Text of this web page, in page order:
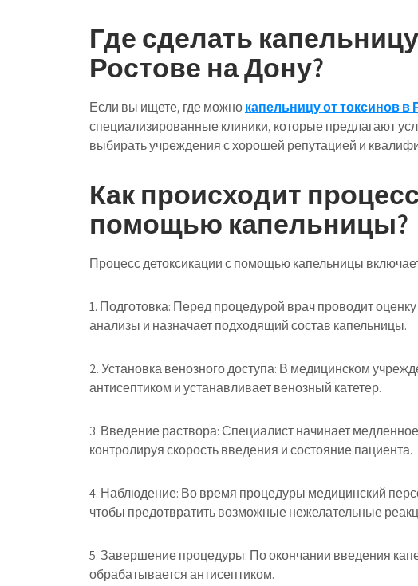
Где сделать
Ростове на Дону?
Если вы ищете, где можнокапельницу от токсинов в
специализированные клиники, которые предлагают
выбирать учреждения с хорошей репутацией и
Как происходит
помощью капельницы?
Процесс детоксикации с помощью капельницы
1. Подготовка: Перед процедурой врач проводит
анализы и назначает подходящий состав капельницы.
2. Установка венозного доступа: В медицинском
антисептиком и устанавливает венозный катетер.
3. Введение раствора: Специалист начинает
контролируя скорость введения и состояние пациента.
4. Наблюдение: Во время процедуры медицинский
чтобы предотвратить возможные нежелательные
5. Завершение процедуры: По окончании введения
обрабатывается антисептиком.